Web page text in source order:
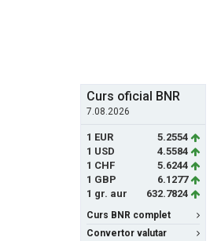
Curs oficial BNR
7.08.2026
1 EUR
5.2554
1 USD
4.5584
1 CHF
5.6244
1 GBP
6.1277
1 gr. aur
632.7824
Curs BNR complet
Convertor valutar